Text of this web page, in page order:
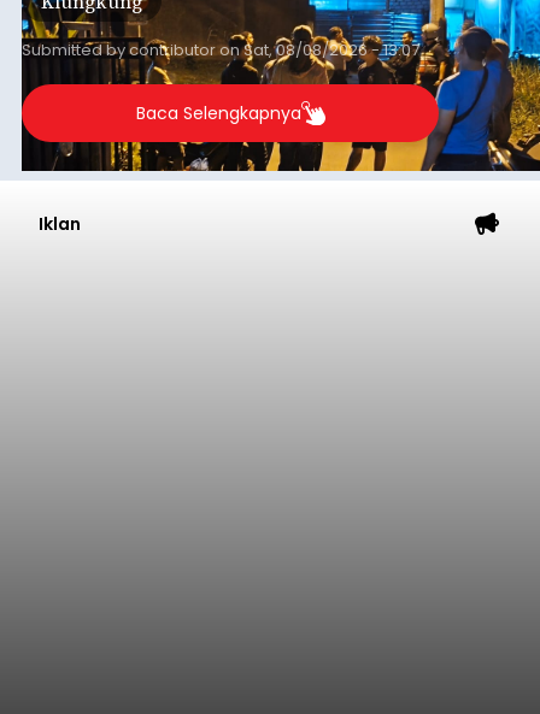
(NTT).
Submitted bycontributoronSat, 08/08/2026 - 13:07
Baca Selengkapnya
Iklan